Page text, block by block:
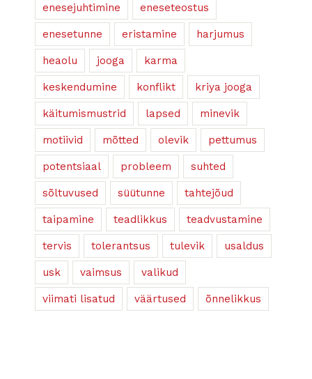
enesejuhtimine eneseteostus
enesetunne eristamine harjumus
heaolu jooga karma
keskendumine konflikt kriya jooga
käitumismustrid lapsed minevik
motiivid mõtted olevik pettumus
potentsiaal probleem suhted
sõltuvused süütunne tahtejõud
taipamine teadlikkus teadvustamine
tervis tolerantsus tulevik usaldus
usk vaimsus valikud
viimati lisatud väärtused õnnelikkus